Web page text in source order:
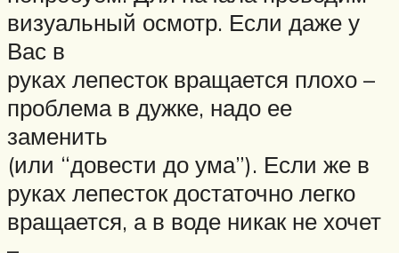
визуальный осмотр. Если даже у
Вас в
руках лепесток вращается плохо –
проблема в дужке, надо ее
заменить
(или “довести до ума”). Если же в
руках лепесток достаточно легко
вращается, а в воде никак не хочет